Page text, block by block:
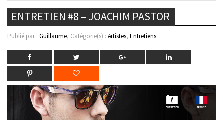
ENTRETIEN #8 – JOACHIM PASTOR
Publié par : Guillaume, Catégorie(s) : Artistes, Entretiens